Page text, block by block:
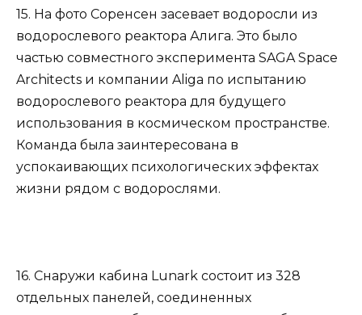
15. На фото Соренсен засевает водоросли из
водорослевого реактора Алига. Это было
частью совместного эксперимента SAGA Space
Architects и компании Aliga по испытанию
водорослевого реактора для будущего
использования в космическом пространстве.
Команда была заинтересована в
успокаивающих психологических эффектах
жизни рядом с водорослями.
16. Снаружи кабина Lunark состоит из 328
отдельных панелей, соединенных